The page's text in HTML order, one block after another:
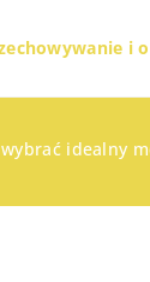
i
wybrać idealny